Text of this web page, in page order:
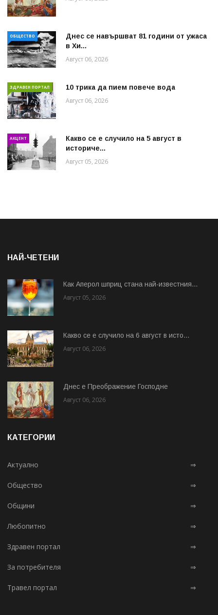
ОБЩЕСТВО
Днес се навършват 81 години от ужаса
в Хи...
Август 06, 2026
ЗДРАВЕН ПОРТАЛ 10 трика да пием повече вода
Август 06, 2026
АКЦЕНТ
Какво се е случило на 5 август в
историче...
Август 05, 2026
НАЙ-ЧЕТЕНИ
Как Аперол шприц стана най-известния...
Август 05, 2026
Какво се е случило на 6 август в исто...
Август 06, 2026
Днес е Преображение Господне
Август 06, 2026
КАТЕГОРИИ
Актуално ⇒
Общество ⇒
Общини ⇒
Любопитно ⇒
Здравен портал ⇒
За потребителя ⇒
Травел портал ⇒